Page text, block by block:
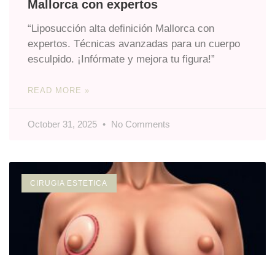
Mallorca con expertos
“Liposucción alta definición Mallorca con
expertos. Técnicas avanzadas para un cuerpo
esculpido. ¡Infórmate y mejora tu figura!”
READ MORE »
October 31, 2025 No Comments
CIRUGIA ESTETICA